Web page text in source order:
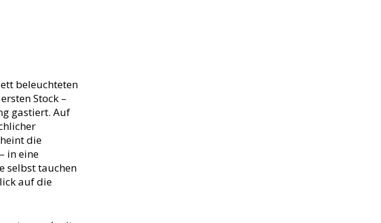
beleuchteten
Stock –
gastiert. Auf
die
in eine
selbst tauchen
auf die